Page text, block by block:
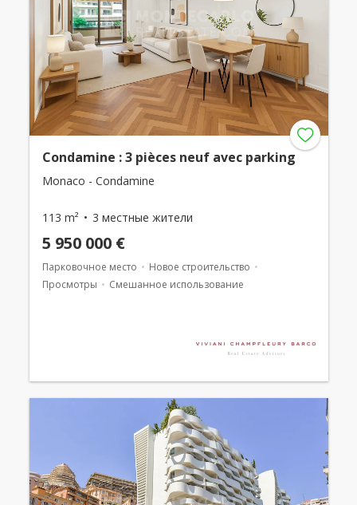
Condamine : 3 pièces neuf avec parking
Monaco - Condamine
113 m² 3 местные жители
5 950 000 €
Парковочное место
Новое строительство
Просмотры
Смешанное использование